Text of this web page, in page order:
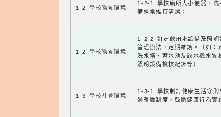
1-2 學校物質環境
1-2-1 學校廁所大小便器、洗
備經常維持清潔。
1-2 學校物質環境
1-2-2 訂定飲用水設備及照明
管理辦法，定期維護。（如：
洗水塔、蓄水池及飲水機水質
照明設備檢核紀錄等）
1-3 學校社會環境
1-3-1 學校制訂健康生活守則
過獎勵制度，鼓勵健康行為實